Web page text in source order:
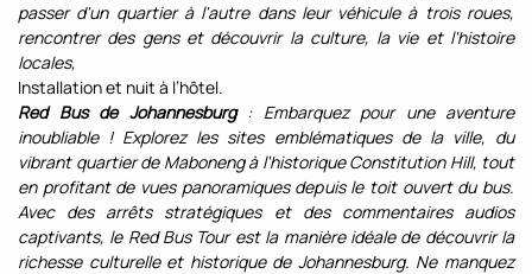
passer d'un quartier à l'autre dans leur véhicule à trois roues,
rencontrer des gens et découvrir la culture, la vie et l'histoire
locales,
Installation et nuit à l’hôtel.
Red Bus de Johannesburg: Embarquez pour une aventure
inoubliable ! Explorez les sites emblématiques de la ville, du
vibrant quartier de Maboneng à l'historique Constitution Hill, tout
en profitant de vues panoramiques depuis le toit ouvert du bus.
Avec des arrêts stratégiques et des commentaires audios
captivants, le Red Bus Tour est la manière idéale de découvrir la
richesse culturelle et historique de Johannesburg. Ne manquez